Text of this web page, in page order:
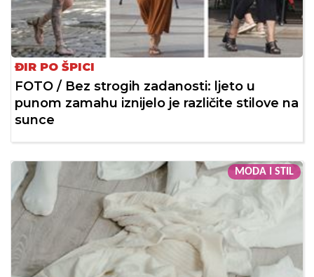
ĐIR PO ŠPICI
FOTO / Bez strogih zadanosti: ljeto u
punom zamahu iznijelo je različite stilove na
sunce
MODA I STIL